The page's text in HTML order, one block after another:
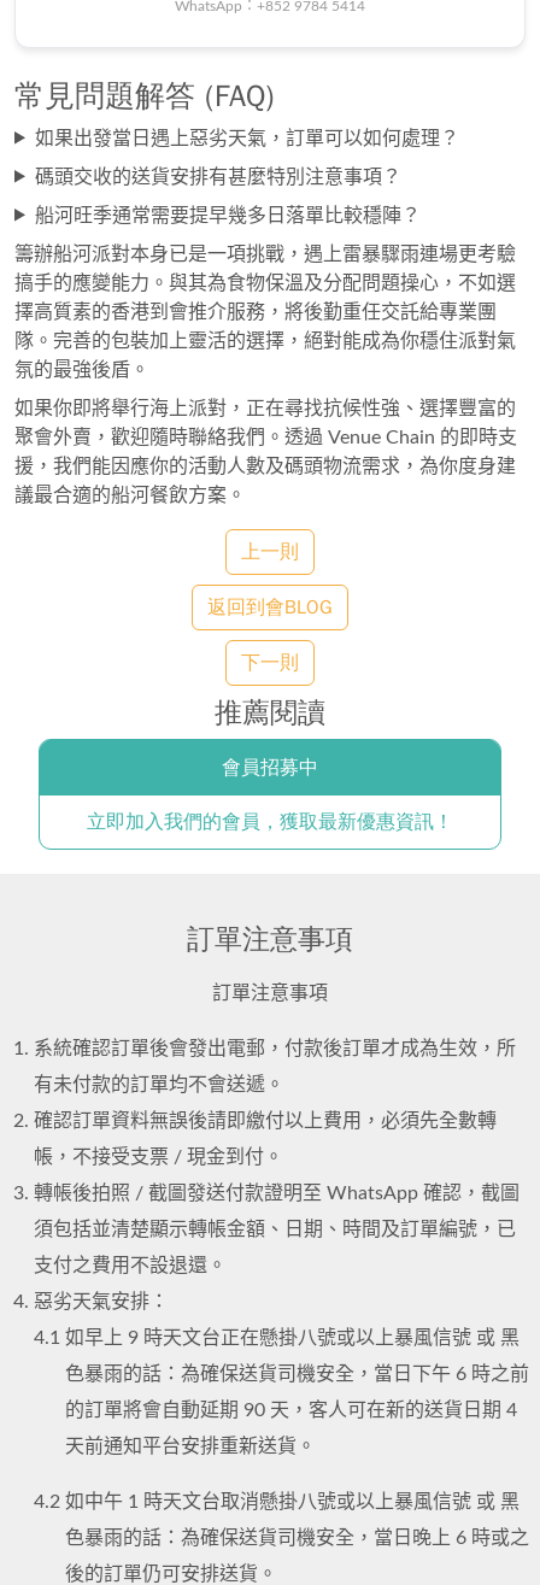
WhatsApp：+852 9784 5414
常見問題解答 (FAQ)
如果出發當日遇上惡劣天氣，訂單可以如何處理？
碼頭交收的送貨安排有甚麼特別注意事項？
船河旺季通常需要提早幾多日落單比較穩陣？
籌辦船河派對本身已是一項挑戰，遇上雷暴驟雨連場更考驗
搞手的應變能力。與其為食物保溫及分配問題操心，不如選
擇高質素的香港到會推介服務，將後勤重任交託給專業團
隊。完善的包裝加上靈活的選擇，絕對能成為你穩住派對氣
氛的最強後盾。
如果你即將舉行海上派對，正在尋找抗候性強、選擇豐富的
聚會外賣，歡迎隨時聯絡我們。透過 Venue Chain 的即時支
援，我們能因應你的活動人數及碼頭物流需求，為你度身建
議最合適的船河餐飲方案。
上一則
返回到會BLOG
下一則
推薦閱讀
會員招募中
立即加入我們的會員，獲取最新優惠資訊！
訂單注意事項
訂單注意事項
系統確認訂單後會發出電郵，付款後訂單才成為生效，所
有未付款的訂單均不會送遞。
確認訂單資料無誤後請即繳付以上費用，必須先全數轉
帳，不接受支票 / 現金到付。
轉帳後拍照 / 截圖發送付款證明至 WhatsApp 確認，截圖
須包括並清楚顯示轉帳金額、日期、時間及訂單編號，已
支付之費用不設退還。
惡劣天氣安排：
4.1 如早上 9 時天文台正在懸掛八號或以上暴風信號 或 黑
色暴雨的話：為確保送貨司機安全，當日下午 6 時之前
的訂單將會自動延期 90 天，客人可在新的送貨日期 4
天前通知平台安排重新送貨。
4.2 如中午 1 時天文台取消懸掛八號或以上暴風信號 或 黑
色暴雨的話：為確保送貨司機安全，當日晚上 6 時或之
後的訂單仍可安排送貨。